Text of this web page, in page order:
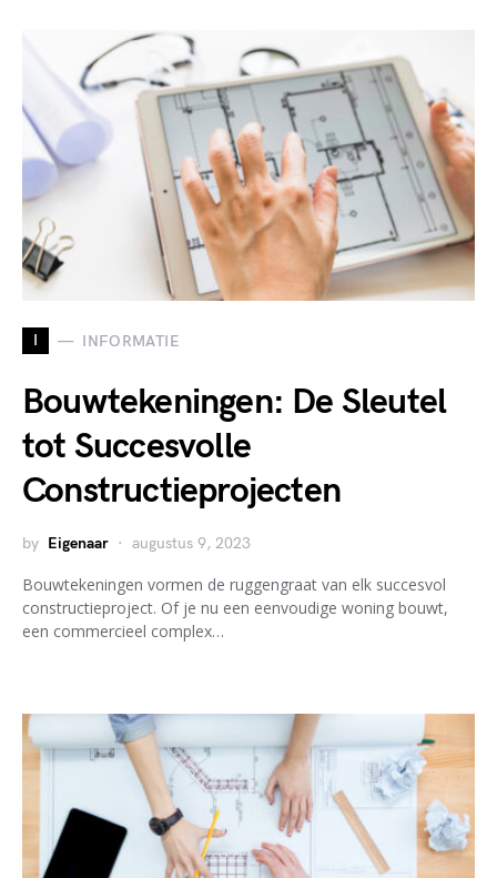
I INFORMATIE
Bouwtekeningen: De Sleutel
tot Succesvolle
Constructieprojecten
by Eigenaar augustus 9, 2023
Bouwtekeningen vormen de ruggengraat van elk succesvol
constructieproject. Of je nu een eenvoudige woning bouwt,
een commercieel complex…